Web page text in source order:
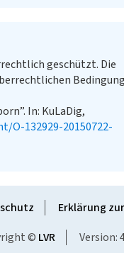
geschützt. Die
In: KuLaDig,
O-132929-20150722-
Erklärung
© LVR Version: